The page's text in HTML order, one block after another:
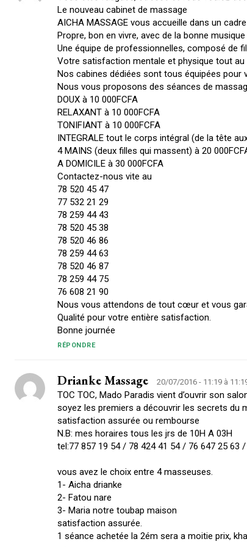
Le nouveau cabinet de massage
AICHA MASSAGE vous accueille dans un
Propre, bon en vivre, avec de la bonne musique
Une équipe de professionnelles, composé de
Votre satisfaction mentale et physique tout
Nos cabines dédiées sont tous équipées pour
Nous vous proposons des séances de
DOUX à 10 000FCFA
RELAXANT à 10 000FCFA
TONIFIANT à 10 000FCFA
INTEGRALE tout le corps intégral (de la tête
4 MAINS (deux filles qui massent) à 20
A DOMICILE à 30 000FCFA
Contactez-nous vite au
78 520 45 47
77 532 21 29
78 259 44 43
78 520 45 38
78 520 46 86
78 259 44 63
78 520 46 87
78 259 44 75
76 608 21 90
Nous vous attendons de tout cœur et vous
Qualité pour votre entière satisfaction.
Bonne journée
RÉPONDRE
Drianke Massage 20/07/2016 - 11:19 à
TOC TOC, Mado Paradis vient d’ouvrir son
soyez les premiers a découvrir les secrets du
satisfaction assurée ou rembourse
N.B: mes horaires tous les jrs de 10H A 03H
tel:77 857 19 54 / 78 424 41 54 / 76 647 25 63
vous avez le choix entre 4 masseuses.
1- Aicha drianke
2- Fatou nare
3- Maria notre toubap maison
satisfaction assurée.
1 séance achetée la 2ém sera a moitie prix,